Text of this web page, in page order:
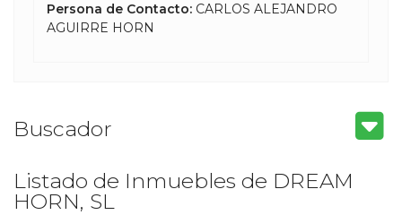
Persona de Contacto: CARLOS ALEJANDRO
AGUIRRE HORN
Listado de Inmuebles de DREAM
HORN, SL
Buscador